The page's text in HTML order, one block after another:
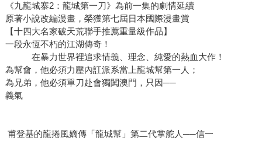
《九龍城寨2：龍城第一刀》為前一集的劇情延續
原著小說改編漫畫，榮獲第七屆日本國際漫畫賞
【十四大名家破天荒聯手推薦重量級作品】
一段永恆不朽的江湖傳奇！
在暴力世界裡追求情義、理念、純愛的熱血大作！
為幫會，他必須力壓內訌派系當上龍城幫第一人；
為兄弟，他必須單刀赴會獨闖澳門，只因──
義氣
甫登基的龍捲風嫡傳「龍城幫」第二代掌舵人──信一